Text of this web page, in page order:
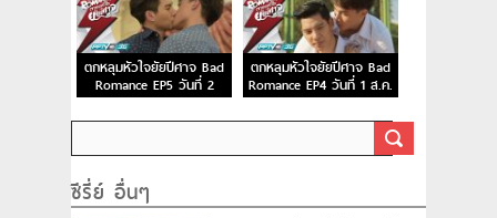
ตกหลุมหัวใจยัยปีศาจ Bad
Romance EP5 วันที่ 2
ส.ค. 59
ตกหลุมหัวใจยัยปีศาจ Bad
Romance EP4 วันที่ 1 ส.ค.
59
ซีรี่ย์ อื่นๆ